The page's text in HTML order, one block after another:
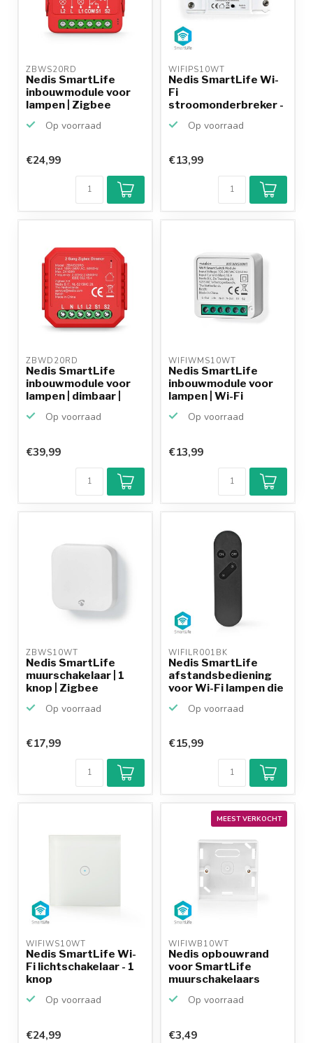
ZBWS20RD
Nedis SmartLife
inbouwmodule voor
lampen | Zigbee
Op voorraad
€24,99
WIFIPS10WT
Nedis SmartLife Wi-
Fi
stroomonderbreker -
Op voorraad
€13,99
ZBWD20RD
Nedis SmartLife
inbouwmodule voor
lampen | dimbaar |
Op voorraad
€39,99
WIFIWMS10WT
Nedis SmartLife
inbouwmodule voor
lampen | Wi-Fi
Op voorraad
€13,99
ZBWS10WT
Nedis SmartLife
muurschakelaar | 1
knop | Zigbee
Op voorraad
€17,99
WIFILR001BK
Nedis SmartLife
afstandsbediening
voor Wi-Fi lampen die
Op voorraad
€15,99
WIFIWS10WT
Nedis SmartLife Wi-
Fi lichtschakelaar - 1
knop
Op voorraad
€24,99
MEEST VERKOCHT
WIFIWB10WT
Nedis opbouwrand
voor SmartLife
muurschakelaars
Op voorraad
€3,49